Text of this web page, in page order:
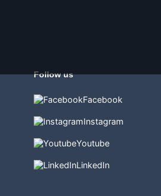
Follow us
Facebook
Instagram
Youtube
LinkedIn